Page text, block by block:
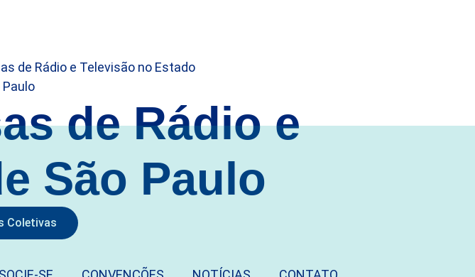
de Rádio e
São Paulo
Coletivas